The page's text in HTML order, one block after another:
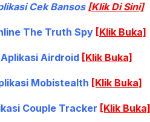
Cek Bansos [Klik Di Sini]
The Truth Spy [Klik Buka]
Airdroid [Klik Buka]
Mobistealth [Klik Buka]
Couple Tracker [Klik Buka]